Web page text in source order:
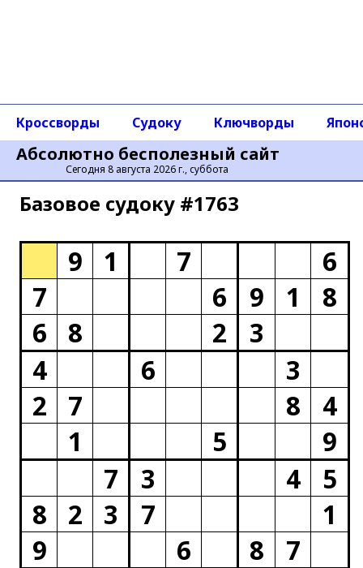
Абсолютно бесполезный сайт
Сегодня 8 августа 2026 г., суббота
Кроссворды Судоку Ключворды
Базовое cудоку #1763
9 1 7
6
7
6 9 1
8
6
8 2
3
4
6
3
2
7 8
4
1
5
9
7
3 4
5
8
2 3 7
1
9
6 8 7